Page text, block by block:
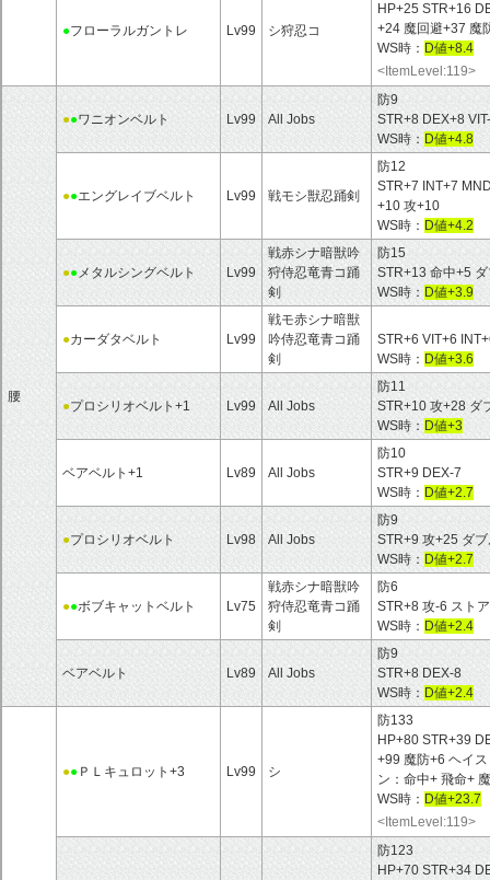
●フローラルガントレ Lv99 シ狩忍コ
HP+25 STR+16
+24 魔回避+37 魔
WS時： D値+8.4
<ItemLevel:119>
腰
●●ワニオンベルト Lv99 All Jobs
防9
STR+8 DEX+8
WS時： D値+4.8
●●エングレイブベルト Lv99 戦モシ獣忍踊剣
防12
STR+7 INT+7
+10 攻+10
WS時： D値+4.2
●●メタルシングベルト Lv99
戦赤シナ暗獣吟
狩侍忍竜青コ踊
剣
防15
STR+13 命中+5
WS時： D値+3.9
●カーダタベルト Lv99
戦モ赤シナ暗獣
吟侍忍竜青コ踊
剣
STR+6 VIT+6
WS時： D値+3.6
●プロシリオベルト+1 Lv99 All Jobs
防11
STR+10 攻+28 ダ
WS時： D値+3
ベアベルト+1 Lv89 All Jobs
防10
STR+9 DEX-7
WS時： D値+2.7
●プロシリオベルト Lv98 All Jobs
防9
STR+9 攻+25 ダ
WS時： D値+2.7
●●ボブキャットベルト Lv75
戦赤シナ暗獣吟
狩侍忍竜青コ踊
剣
防6
STR+8 攻-6 スト
WS時： D値+2.4
ベアベルト Lv89 All Jobs
防9
STR+8 DEX-8
WS時： D値+2.4
●● ＰＬキュロット+3 Lv99 シ
防133
HP+80 STR+39
+99 魔防+6 ヘイ
ン：命中+ 飛命+
WS時： D値+23.7
<ItemLevel:119>
防123
HP+70 STR+34